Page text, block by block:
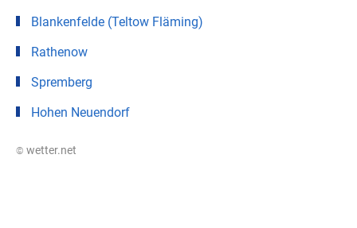
Blankenfelde (Teltow Fläming)
Rathenow
Spremberg
Hohen Neuendorf
© wetter.net